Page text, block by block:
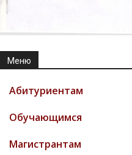
Меню
Абитуриентам
Обучающимся
Магистрантам